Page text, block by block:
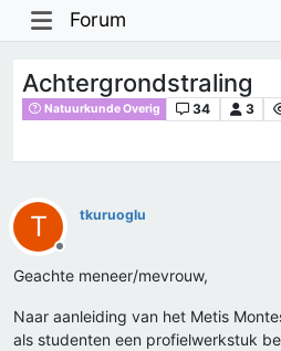
Forum
Achtergrondstraling
Natuurkunde Overig 34 3
T
Offline
tkuruoglu
Geachte meneer/mevrouw,
Naar aanleiding van het Metis
als studenten een profielwerkstuk